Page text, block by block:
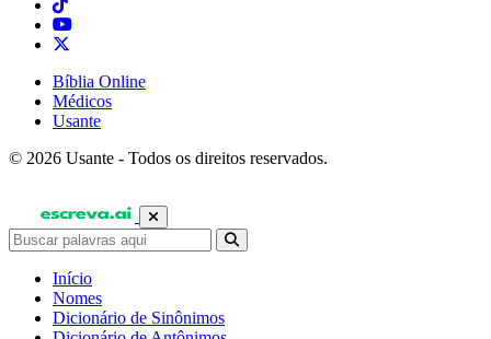
Bíblia Online
Médicos
Usante
© 2026 Usante - Todos os direitos reservados.
Início
Nomes
Dicionário de Sinônimos